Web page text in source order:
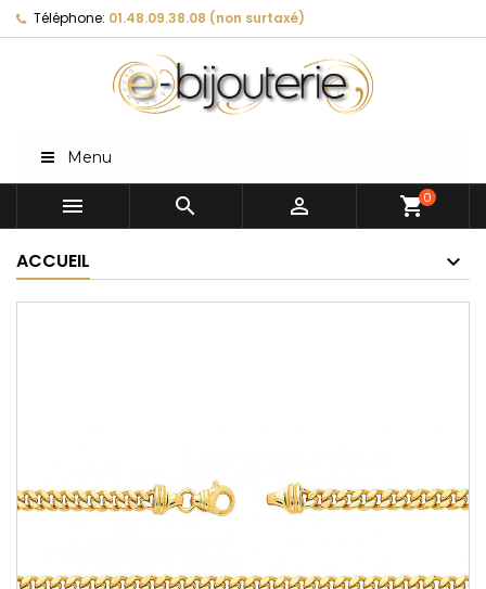
Téléphone: 01.48.09.38.08 (non surtaxé)
Menu
   shopping_cart0
ACCUEIL